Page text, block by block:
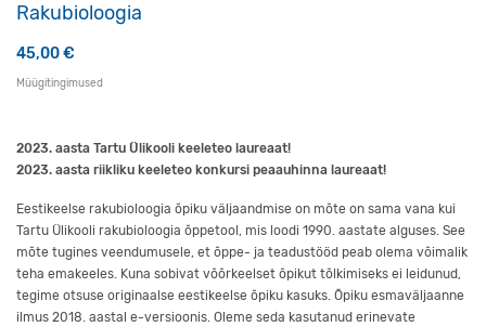
Rakubioloogia
45,00€
Müügitingimused
2023. aasta Tartu Ülikooli keeleteo laureaat!
2023. aasta riikliku keeleteo konkursi peaauhinna laureaat!
Eestikeelse rakubioloogia õpiku väljaandmise on mõte on sama vana kui
Tartu Ülikooli rakubioloogia õppetool, mis loodi 1990. aastate alguses. See
mõte tugines veendumusele, et õppe- ja teadustööd peab olema võimalik
teha emakeeles. Kuna sobivat võõrkeelset õpikut tõlkimiseks ei leidunud,
tegime otsuse originaalse eestikeelse õpiku kasuks. Õpiku esmaväljaanne
ilmus 2018. aastal e-versioonis. Oleme seda kasutanud erinevate